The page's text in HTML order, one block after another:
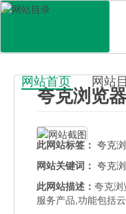
百科目录
网站首页 网站
夸克浏览器
此网站标签： 夸克
网站关键词： 夸克
此网站描述：夸克
服务产品,功能包括